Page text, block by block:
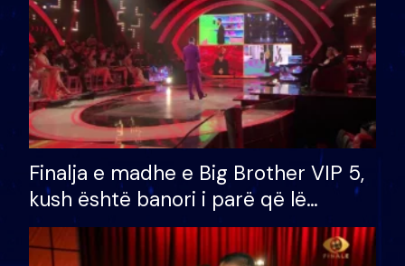
Finalja e madhe e Big Brother VIP 5,
kush është banori i parë që lë
shtëpinë dhe humb mundësinë për
të fituar çmimin e madh